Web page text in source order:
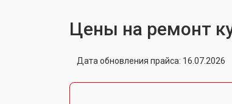
Цены на ремонт
Дата обновления прайса: 16.07.2026